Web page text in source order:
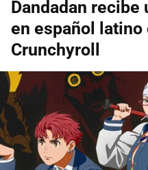
Dandadan recibe
en español latino
Crunchyroll